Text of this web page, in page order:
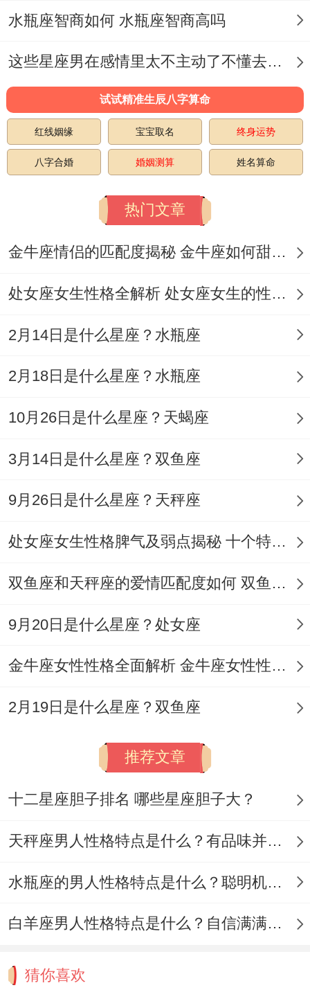
同这些“制冷大户”相处老实讲有隐藏攻略...
别指望用眼泪融化冰山 他们说不定真的会掏
试着理解他们同众区别的温度计量方式—天
蝎的暖藏在毒舌里、摩羯的温柔塞在日程表
的缝隙中水瓶的关心说不定以论文格式出
大约前景的人际关系学该开发星座特供版情
感模块 - 毕竟在零下三十度的环境里~普通
水瓶座智商如何 水瓶座智商高吗
这些星座男在感情里太不主动了不懂去爱 这些星座男在感情中排第几
试试精准生辰八字算命
红线姻缘 宝宝取名 终身运势
八字合婚 婚姻测算 姓名算命
热门文章
金牛座情侣的匹配度揭秘 金牛座如何甜蜜恋爱
处女座女生性格全解析 处女座女生的性格是什么样的
2月14日是什么星座？水瓶座
2月18日是什么星座？水瓶座
10月26日是什么星座？天蝎座
3月14日是什么星座？双鱼座
9月26日是什么星座？天秤座
处女座女生性格脾气及弱点揭秘 十个特点惊人！
双鱼座和天秤座的爱情匹配度如何 双鱼天秤缘分会怎样
9月20日是什么星座？处女座
金牛座女性性格全面解析 金牛座女性性格与脾气全揭秘
2月19日是什么星座？双鱼座
推荐文章
十二星座胆子排名 哪些星座胆子大？
天秤座男人性格特点是什么？有品味并注重美感
水瓶座的男人性格特点是什么？聪明机智理性冷静
白羊座男人性格特点是什么？自信满满但缺乏耐心
猜你喜欢